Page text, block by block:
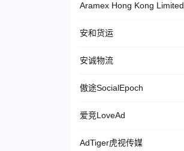
Aramex Hong Kong Limited
安和货运
安诚物流
傲途SocialEpoch
爱竞LoveAd
AdTiger虎视传媒